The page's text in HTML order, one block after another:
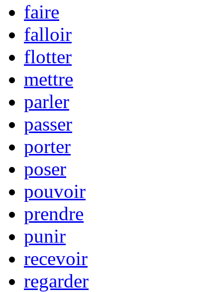
faire
falloir
flotter
mettre
parler
passer
porter
poser
pouvoir
prendre
punir
recevoir
regarder